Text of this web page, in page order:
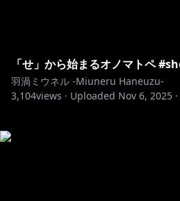
「せ」から始まるオノマトペ
羽渦ミウネル -Miuneru Haneuzu-
3,104views · Uploaded Nov 6, 2025 ·